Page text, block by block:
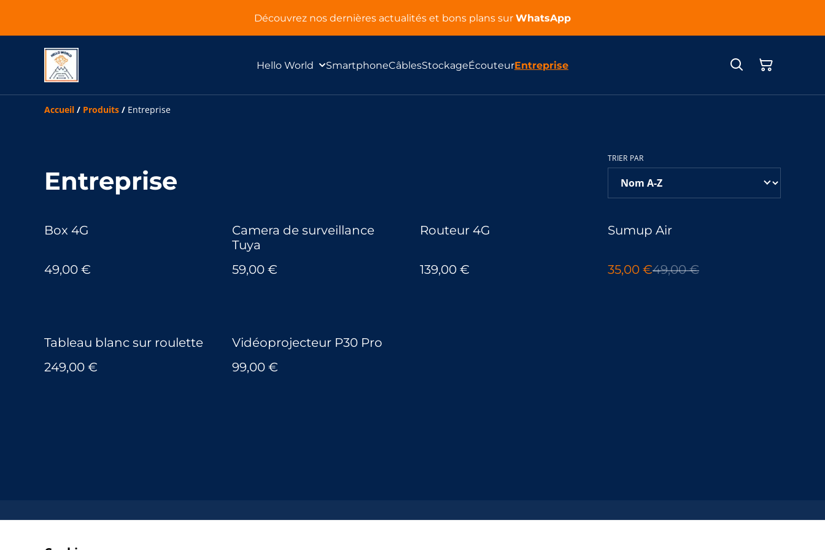
Découvrez nos dernières actualités et bons plans sur WhatsApp
Hello World SmartphoneCâblesStockageÉcouteurEntreprise
Accueil / Produits / Entreprise
Entreprise
TRIER PAR
Box 4G
49,00 €
Camera de surveillance
Tuya
59,00 €
Routeur 4G
139,00 €
%
Sumup Air
35,00 €49,00 €
Tableau blanc sur roulette
249,00 €
Vidéoprojecteur P30 Pro
99,00 €